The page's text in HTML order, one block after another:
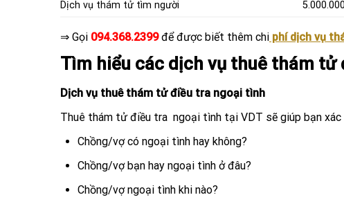
Dịch vụ thám tử tìm người
⇒ Gọi 094.368.2399để được biết thêm chi phí dịch vụ
Tìm hiểu các dịch vụ thuê thám tử
Dịch vụ thuê thám tử điều tra ngoại tình
Thuê thám tử điều tra ngoại tình tại VDT sẽ giúp bạn xác
Chồng/vợ có ngoại tình hay không?
Chồng/vợ bạn hay ngoại tình ở đâu?
Chồng/vợ ngoại tình khi nào?